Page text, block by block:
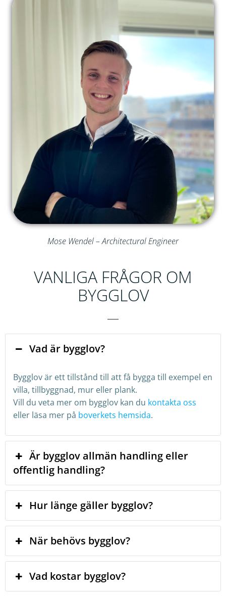
Mose Wendel – Architectural Engineer
VANLIGA FRÅGOR OM
BYGGLOV
Vad är bygglov?
Bygglov är ett tillstånd till att få bygga till exempel en
villa, tillbyggnad, mur eller plank.
Vill du veta mer om bygglov kan du kontakta oss
eller läsa mer på boverkets hemsida.
Är bygglov allmän handling eller
offentlig handling?
Hur länge gäller bygglov?
När behövs bygglov?
Vad kostar bygglov?